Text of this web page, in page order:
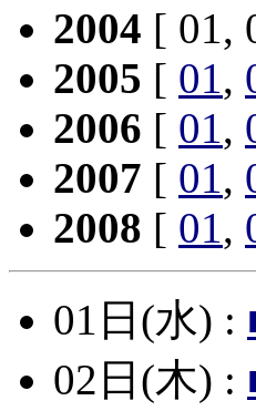
2004 [ 01,
2005 [ 01,
2006 [ 01,
2007 [ 01,
2008 [ 01,
01日(水) :
02日(木) :